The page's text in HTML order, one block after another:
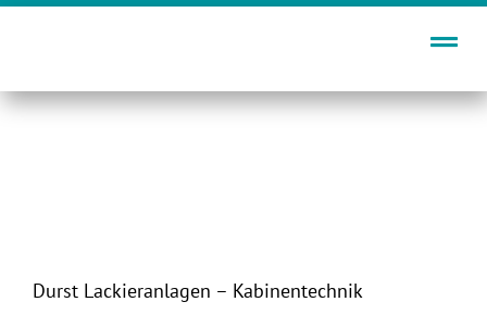
Zum
Durst Lackieranlagen – Kabinentechnik